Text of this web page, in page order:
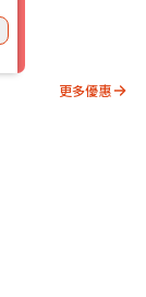
更多優惠